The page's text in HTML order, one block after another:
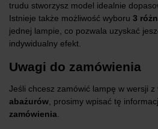
trudu stworzysz model idealnie
Istnieje także możliwość wyboru 3
jednej lampie, co pozwala uzyskać
indywidualny efekt.
Uwagi do zamówienia
Jeśli chcesz zamówić lampę w wersji z
abażurów, prosimy wpisać tę
zamówienia.